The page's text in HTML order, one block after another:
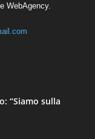
WebAgency.
“Siamo sulla